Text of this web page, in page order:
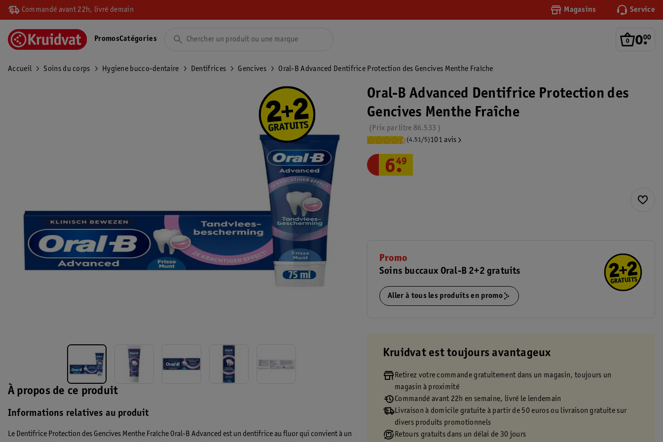
Commandé avant 22h, livré demain Magasins Service
0.
00
PromosCatégories
Accueil Soins du corps Hygiene bucco-dentaire Dentifrices Gencives Oral-B Advanced Dentifrice Protection des Gencives Menthe Fraîche
À propos de ce produit
Informations relatives au produit
Le Dentifrice Protection des Gencives Menthe Fraîche Oral-B Advanced est un dentifrice au fluor qui convient à un
Oral-B Advanced Dentifrice Protection des
Gencives Menthe Fraîche
86.533
Prix par litre
(4.51/5)101 avis
6.
49
Promo
Soins buccaux Oral-B 2+2 gratuits
Aller à tous les produits en promo
Kruidvat est toujours avantageux
Retirez votre commande gratuitement dans un magasin, toujours un
magasin à proximité
Commandé avant 22h en semaine, livré le lendemain
Livraison à domicile gratuite à partir de 50 euros ou livraison gratuite sur
divers produits promotionnels
Retours gratuits dans un délai de 30 jours